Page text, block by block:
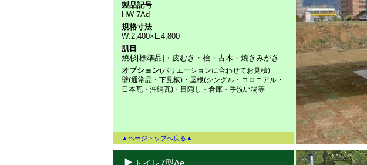
製品記号
HW-7Ad
規格寸法
W:2,400×L:4,800
肌目
焼杉[標準品]・皮むき・桧・古木・焼きみがき
オプション(バリエーションに合わせてお見積)
壁(通常品・下見板)・屋根(シングル・コロニアル・
日本瓦・沖縄瓦)・目隠し・倉庫・手洗い場等
▲ページトップへ戻る▲
トイレ7型Ae